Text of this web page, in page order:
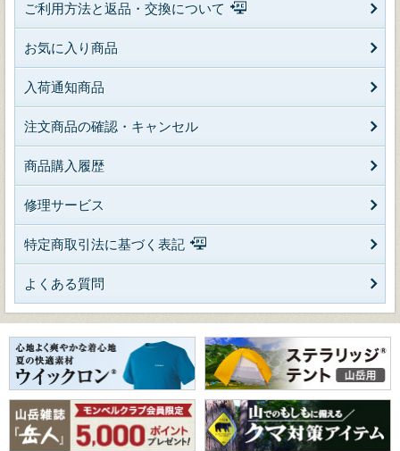
ご利用方法と返品・交換について
お気に入り商品
入荷通知商品
注文商品の確認・キャンセル
商品購入履歴
修理サービス
特定商取引法に基づく表記
よくある質問